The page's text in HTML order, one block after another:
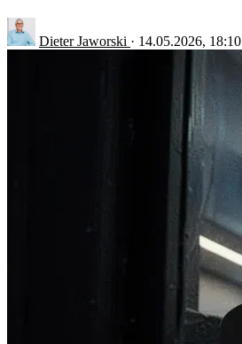
Dieter Jaworski · 14.05.2026,